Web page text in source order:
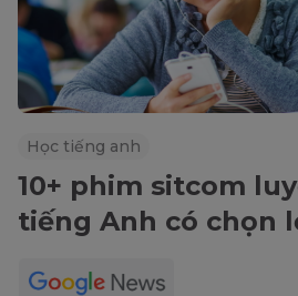
Học tiếng anh
10+ phim sitcom
tiếng Anh có chọn